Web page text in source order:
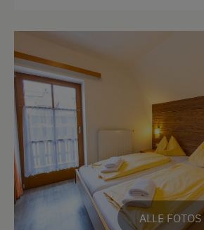
Seminar-Dienstleistungen
Ausstattung für Konferenzen
Flipcharts
Großer Arbeitsbereich
Konferenzräume
LCD-Projektor
Seminarraum
ALLE